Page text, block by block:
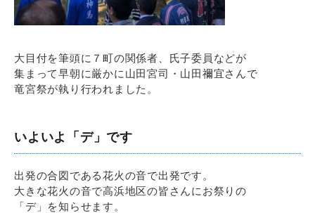
大目付を筆頭に７町の関係者、氏子委員などが
集まって早朝に厳かに山田宮司・山田禰宜さんで
竜宮祭が執り行われました。
いよいよ「デ」です
出発の合図である花火の音で出発です。
大きな花火の音で高浜地区の皆さんにお祭りの
「デ」を知らせます。